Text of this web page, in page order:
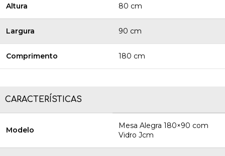
Altura 80 cm
Largura 90 cm
Comprimento 180 cm
CARACTERÍSTICAS
Modelo
Mesa Alegra 180×90 com
Vidro Jcm